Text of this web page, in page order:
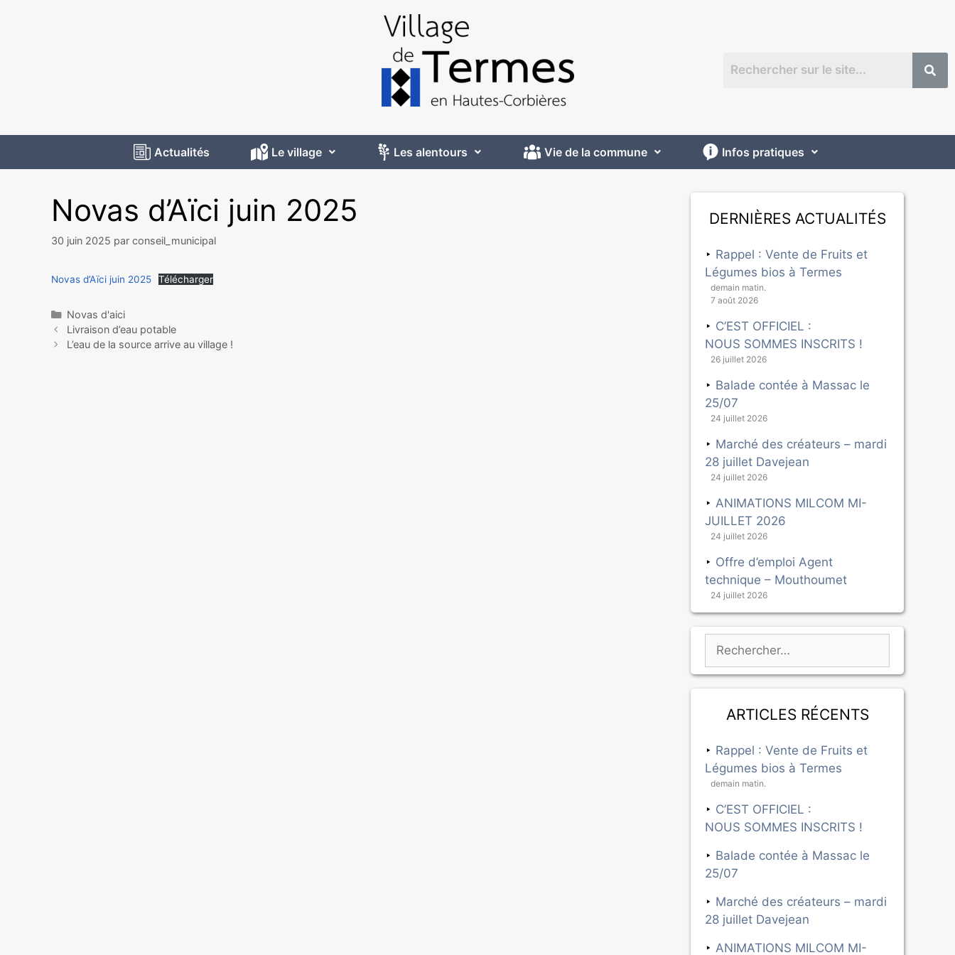
Actualités Le village Les alentours Vie de la commune Infos pratiques
Novas d’Aïci juin 2025
30 juin 2025 par conseil_municipal
Novas d’Aïci juin 2025 Télécharger
Novas d'aici
Livraison d’eau potable
L’eau de la source arrive au village !
Dernières actualités
Rappel : Vente de Fruits et
Légumes bios à Termes
demain matin.
7 août 2026
C’EST OFFICIEL :
NOUS SOMMES INSCRITS !
26 juillet 2026
Balade contée à Massac le
25/07
24 juillet 2026
Marché des créateurs – mardi
28 juillet Davejean
24 juillet 2026
ANIMATIONS MILCOM MI-
JUILLET 2026
24 juillet 2026
Offre d’emploi Agent
technique – Mouthoumet
24 juillet 2026
Articles récents
Rappel : Vente de Fruits et
Légumes bios à Termes
demain matin.
C’EST OFFICIEL :
NOUS SOMMES INSCRITS !
Balade contée à Massac le
25/07
Marché des créateurs – mardi
28 juillet Davejean
ANIMATIONS MILCOM MI-